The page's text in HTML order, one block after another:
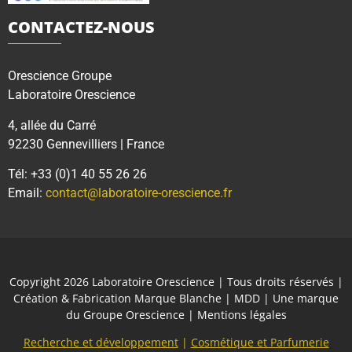
CONTACTEZ-NOUS
Orescience Groupe
Laboratoire Orescience
4, allée du Carré
92230 Gennevilliers | France
Tél: +33 (0)1 40 55 26 26
Email: contact@laboratoire-orescience.fr
Copyright 2026 Laboratoire Orescience | Tous droits réservés |
Création & Fabrication Marque Blanche | MDD | Une marque
du Groupe Orescience| Mentions légales
Recherche et développement| Cosmétique et Parfumerie